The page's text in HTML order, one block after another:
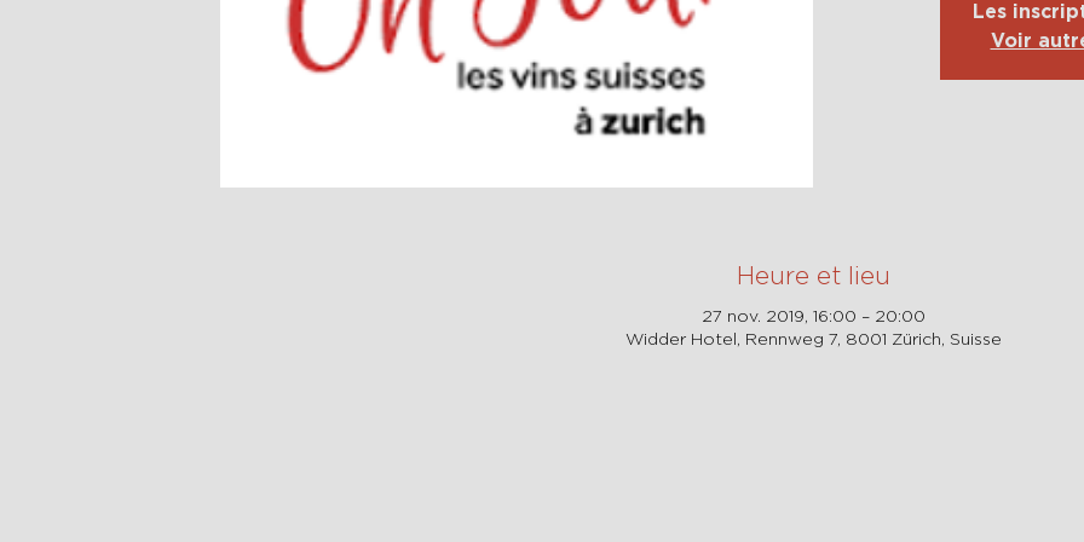
Les
Voir
Heure et lieu
27 nov. 2019, 16:00 – 20:00
Widder Hotel, Rennweg 7, 8001 Zürich, Suisse